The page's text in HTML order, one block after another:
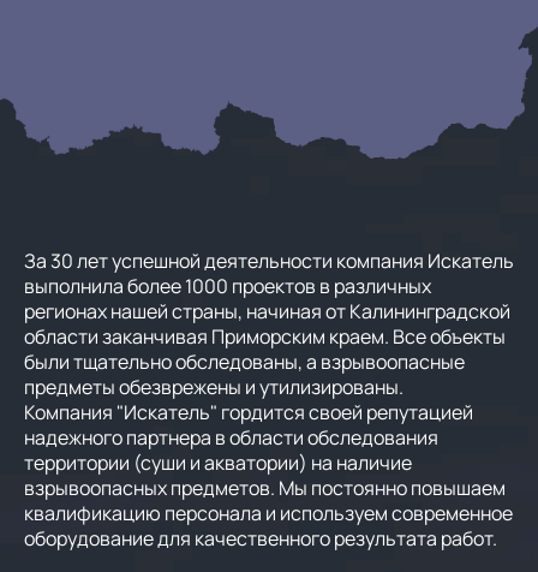
За 30 лет успешной деятельности компания Искатель
выполнила более 1000 проектов в различных
регионах нашей страны, начиная от Калининградской
области заканчивая Приморским краем. Все объекты
были тщательно обследованы, а взрывоопасные
предметы обезврежены и утилизированы.
Компания "Искатель" гордится своей репутацией
надежного партнера в области обследования
территории (суши и акватории) на наличие
взрывоопасных предметов. Мы постоянно повышаем
квалификацию персонала и используем современное
оборудование для качественного результата работ.